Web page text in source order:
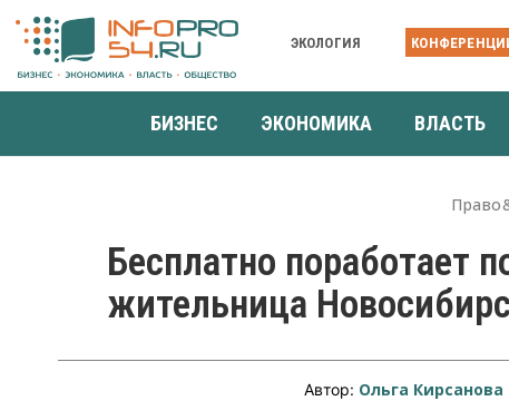
ЭКОЛОГИЯ
БИЗНЕС ЭКОНОМИКА ВЛАСТЬ
Бесплатно поработает
жительница
Автор: Ольга Кирсанова